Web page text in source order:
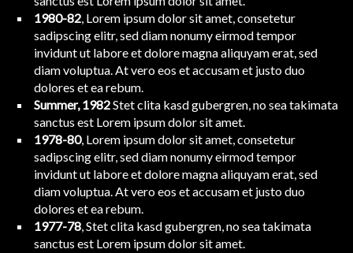
1980-82, Lorem ipsum dolor sit amet, consetetur
sadipscing elitr, sed diam nonumy eirmod tempor
invidunt ut labore et dolore magna aliquyam erat, sed
diam voluptua. At vero eos et accusam et justo duo
dolores et ea rebum.
Summer, 1982Stet clita kasd gubergren, no sea takimata
sanctus est Lorem ipsum dolor sit amet.
1978-80, Lorem ipsum dolor sit amet, consetetur
sadipscing elitr, sed diam nonumy eirmod tempor
invidunt ut labore et dolore magna aliquyam erat, sed
diam voluptua. At vero eos et accusam et justo duo
dolores et ea rebum.
1977-78, Stet clita kasd gubergren, no sea takimata
sanctus est Lorem ipsum dolor sit amet.